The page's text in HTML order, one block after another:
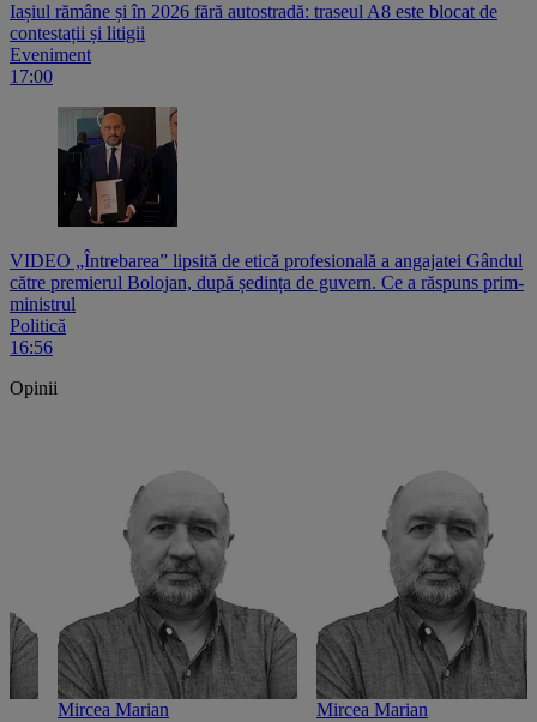
Iașiul rămâne și în 2026 fără autostradă: traseul A8 este blocat de
contestații și litigii
Eveniment
17:00
VIDEO „Întrebarea” lipsită de etică profesională a angajatei Gândul
către premierul Bolojan, după ședința de guvern. Ce a răspuns prim-
ministrul
Politică
16:56
Opinii
Mircea Marian
Mircea Marian